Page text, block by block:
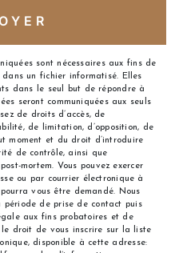
sont nécessaires aux fins de
un fichier informatisé. Elles
dans le seul but de répondre à
seront communiquées aux seuls
de droits d’accès, de
de limitation, d’opposition, de
moment et du droit d’introduire
de contrôle, ainsi que
mortem. Vous pouvez exercer
ou par courrier électronique à
vous être demandé. Nous
période de prise de contact puis
aux fins probatoires et de
le droit de vous inscrire sur la liste
disponible à cette adresse: